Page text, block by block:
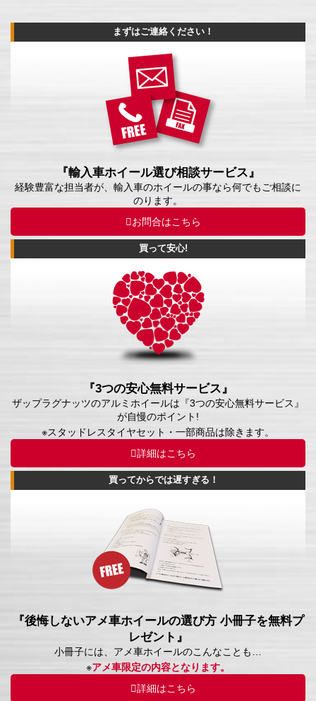
まずはご連絡ください！
『輸入車ホイール選び相談サービス』
経験豊富な担当者が、輸入車のホイールの事なら何でもご相談に
のります。
お問合はこちら
買って安心!
『3つの安心無料サービス』
ザップラグナッツのアルミホイールは『3つの安心無料サービス』
が自慢のポイント!
※スタッドレスタイヤセット・一部商品は除きます。
詳細はこちら
買ってからでは遅すぎる！
『後悔しないアメ車ホイールの選び方 小冊子を無料プ
レゼント』
小冊子には、アメ車ホイールのこんなことも…
※アメ車限定の内容となります。
詳細はこちら